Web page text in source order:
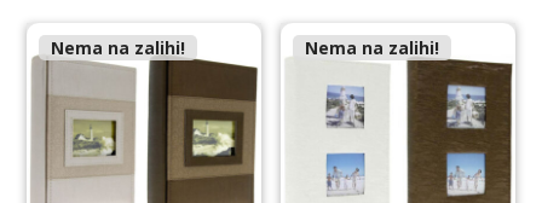
Nema na zalihi! Nema na zalihi!